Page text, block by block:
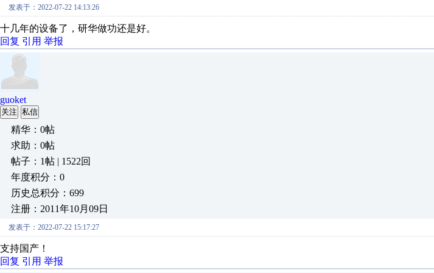
发表于：2022-07-22 14:13:26
十几年的设备了，研华做功还是好。
回复 引用 举报
guoket
关注 私信
精华：0帖
求助：0帖
帖子：1帖 | 1522回
年度积分：0
历史总积分：699
注册：2011年10月09日
发表于：2022-07-22 15:17:27
支持国产！
回复 引用 举报